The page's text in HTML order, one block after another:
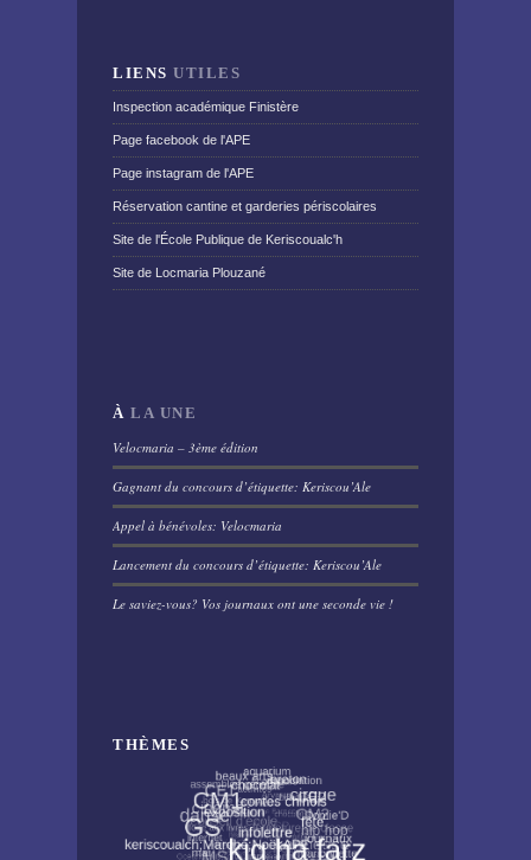
LIENS UTILES
Inspection académique Finistère
Page facebook de l'APE
Page instagram de l'APE
Réservation cantine et garderies périscolaires
Site de l'École Publique de Keriscoualc'h
Site de Locmaria Plouzané
À LA UNE
Velocmaria – 3ème édition
Gagnant du concours d’étiquette: Keriscou’Ale
Appel à bénévoles: Velocmaria
Lancement du concours d’étiquette: Keriscou’Ale
Le saviez-vous? Vos journaux ont une seconde vie !
THÈMES